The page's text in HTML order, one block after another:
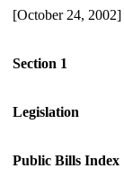
[October 24, 2002]
Section 1
Legislation
Public Bills Index